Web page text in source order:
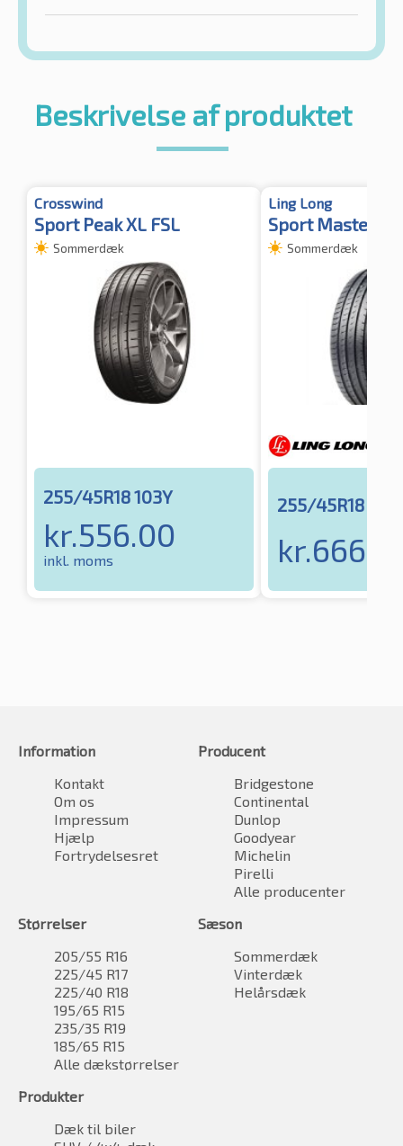
Beskrivelse af produktet
Crosswind
Sport Peak XL FSL
Sommerdæk
255/45R18 103Y
kr.556.00
inkl. moms
Ling Long
Sport Master XL
Sommerdæk
255/45R18
kr.
Information
Kontakt
Om os
Impressum
Hjælp
Fortrydelsesret
Producent
Bridgestone
Continental
Dunlop
Goodyear
Michelin
Pirelli
Alle producenter
Størrelser
205/55 R16
225/45 R17
225/40 R18
195/65 R15
235/35 R19
185/65 R15
Alle dækstørrelser
Sæson
Sommerdæk
Vinterdæk
Helårsdæk
Produkter
Dæk til biler